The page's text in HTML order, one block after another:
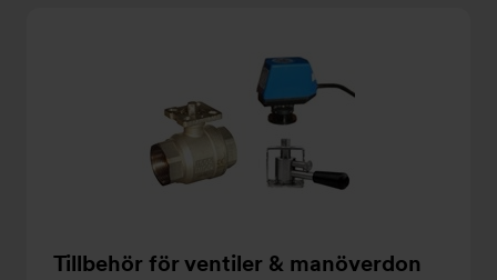
Tillbehör för ventiler & manöverdon